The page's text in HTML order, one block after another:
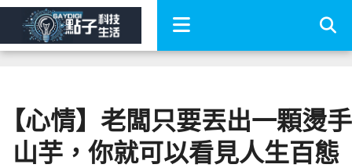
【心情】老闆只要丟出一顆燙手
山芋，你就可以看見人生百態